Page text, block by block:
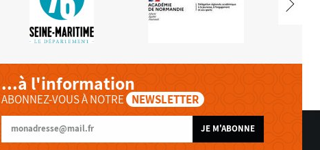
...à l'information
ABONNEZ-VOUS À NOTRE NEWSLETTER
JE M'ABONNE